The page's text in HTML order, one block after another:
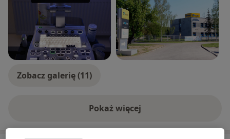
Zobacz galerię (11)
Pokaż więcejo doświadczeniu